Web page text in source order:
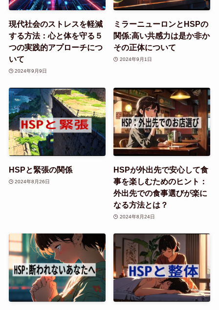
現代社会のストレスを軽減
する方法：心と体を守る５
つの実践的アプローチにつ
いて
2024年9月9日
ミラーニューロンとHSPの
関係:高い共感力は是か非か
その正体について
2024年9月1日
HSPと緊張の関係
2024年8月26日
HSPが外出先で安心して食
事を楽しむためのヒント：
外出先での食事選びが楽に
なる方法とは？
2024年8月24日